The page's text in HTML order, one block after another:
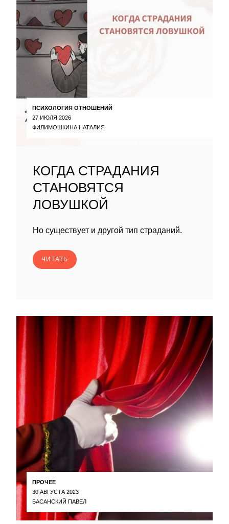
ПСИХОЛОГИЯ ОТНОШЕНИЙ
27 ИЮЛЯ 2026
ФИЛИМОШКИНА НАТАЛИЯ
КОГДА СТРАДАНИЯ
СТАНОВЯТСЯ
ЛОВУШКОЙ
Но существует и другой тип страданий.
ЧИТАТЬ
ПРОЧЕЕ
30 АВГУСТА 2023
БАСАНСКИЙ ПАВЕЛ